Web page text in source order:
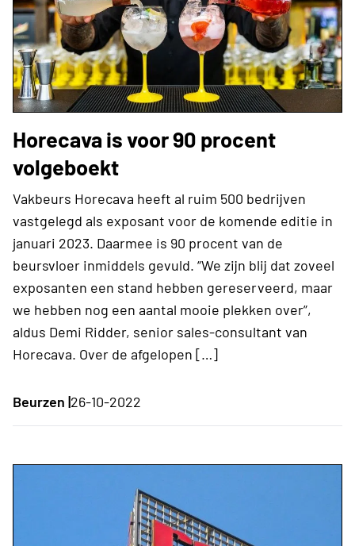
Horecava is voor 90 procent
volgeboekt
Vakbeurs Horecava heeft al ruim 500 bedrijven
vastgelegd als exposant voor de komende editie in
januari 2023. Daarmee is 90 procent van de
beursvloer inmiddels gevuld. “We zijn blij dat zoveel
exposanten een stand hebben gereserveerd, maar
we hebben nog een aantal mooie plekken over”,
aldus Demi Ridder, senior sales-consultant van
Horecava. Over de afgelopen […]
Beurzen |26-10-2022